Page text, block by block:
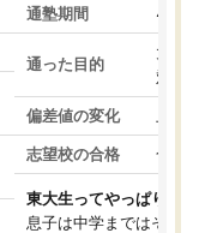
通塾期間 4ヵ月
通った目的
大学
対策
偏差値の変化
志望校の合格 合格
東大生ってやっぱりすご
息子は中学まではそこそ